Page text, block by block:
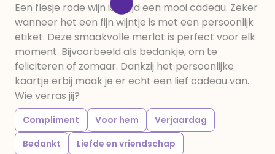
Een flesje rode wijn is altijd een mooi cadeau. Zeker
wanneer het een fijn wijntje is met een persoonlijk
etiket. Deze smaakvolle merlot is perfect voor elk
moment. Bijvoorbeeld als bedankje, om te
feliciteren of zomaar. Dankzij het persoonlijke
kaartje erbij maak je er echt een lief cadeau van.
Wie verras jij?
Compliment Voor hem
Verjaardag
Bedankt
Liefde en vriendschap